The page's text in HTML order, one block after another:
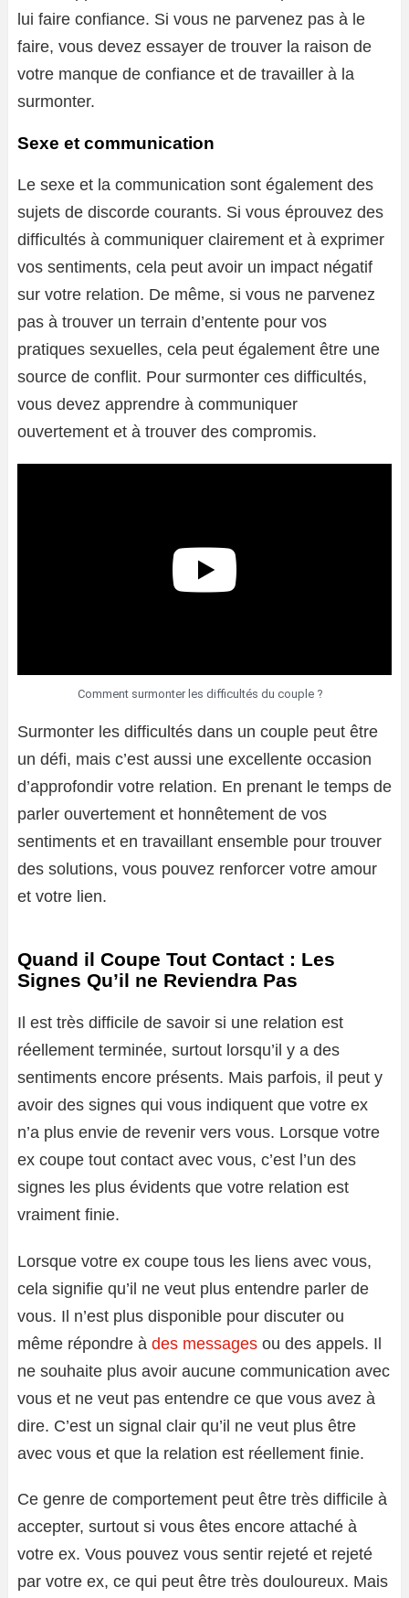
lui faire confiance. Si vous ne parvenez pas à le
faire, vous devez essayer de trouver la raison de
votre manque de confiance et de travailler à la
surmonter.
Sexe et communication
Le sexe et la communication sont également des
sujets de discorde courants. Si vous éprouvez des
difficultés à communiquer clairement et à exprimer
vos sentiments, cela peut avoir un impact négatif
sur votre relation. De même, si vous ne parvenez
pas à trouver un terrain d’entente pour vos
pratiques sexuelles, cela peut également être une
source de conflit. Pour surmonter ces difficultés,
vous devez apprendre à communiquer
ouvertement et à trouver des compromis.
Comment surmonter les difficultés du couple ?
Surmonter les difficultés dans un couple peut être
un défi, mais c’est aussi une excellente occasion
d’approfondir votre relation. En prenant le temps de
parler ouvertement et honnêtement de vos
sentiments et en travaillant ensemble pour trouver
des solutions, vous pouvez renforcer votre amour
et votre lien.
Quand il Coupe Tout Contact : Les
Signes Qu’il ne Reviendra Pas
Il est très difficile de savoir si une relation est
réellement terminée, surtout lorsqu’il y a des
sentiments encore présents. Mais parfois, il peut y
avoir des signes qui vous indiquent que votre ex
n’a plus envie de revenir vers vous. Lorsque votre
ex coupe tout contact avec vous, c’est l’un des
signes les plus évidents que votre relation est
vraiment finie.
Lorsque votre ex coupe tous les liens avec vous,
cela signifie qu’il ne veut plus entendre parler de
vous. Il n’est plus disponible pour discuter ou
même répondre à des messages ou des appels. Il
ne souhaite plus avoir aucune communication avec
vous et ne veut pas entendre ce que vous avez à
dire. C’est un signal clair qu’il ne veut plus être
avec vous et que la relation est réellement finie.
Ce genre de comportement peut être très difficile à
accepter, surtout si vous êtes encore attaché à
votre ex. Vous pouvez vous sentir rejeté et rejeté
par votre ex, ce qui peut être très douloureux. Mais